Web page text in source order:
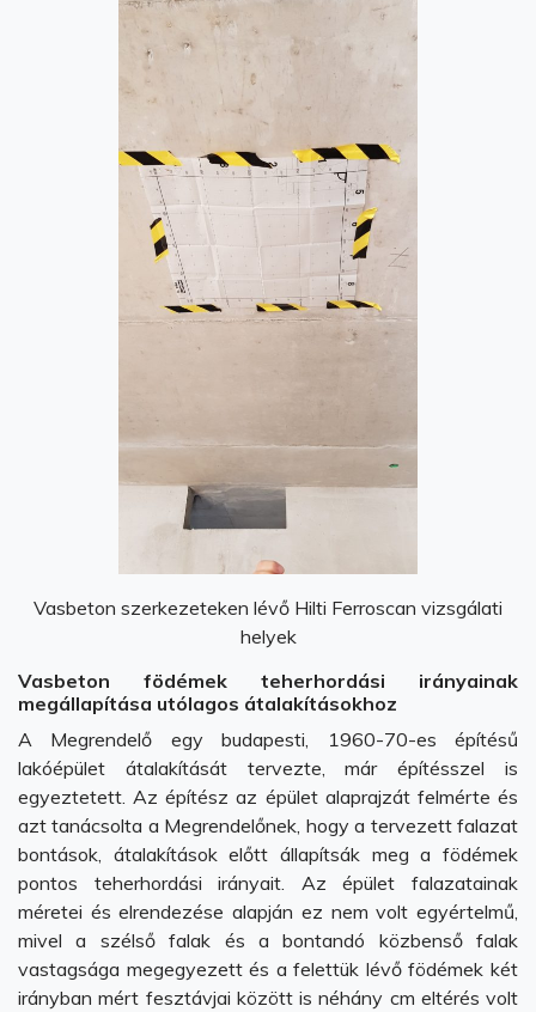
Vasbeton szerkezeteken lévő Hilti Ferroscan vizsgálati
helyek
Vasbeton födémek teherhordási irányainak
megállapítása utólagos átalakításokhoz
A Megrendelő egy budapesti, 1960-70-es építésű
lakóépület átalakítását tervezte, már építésszel is
egyeztetett. Az építész az épület alaprajzát felmérte és
azt tanácsolta a Megrendelőnek, hogy a tervezett falazat
bontások, átalakítások előtt állapítsák meg a födémek
pontos teherhordási irányait. Az épület falazatainak
méretei és elrendezése alapján ez nem volt egyértelmű,
mivel a szélső falak és a bontandó közbenső falak
vastagsága megegyezett és a felettük lévő födémek két
irányban mért fesztávjai között is néhány cm eltérés volt